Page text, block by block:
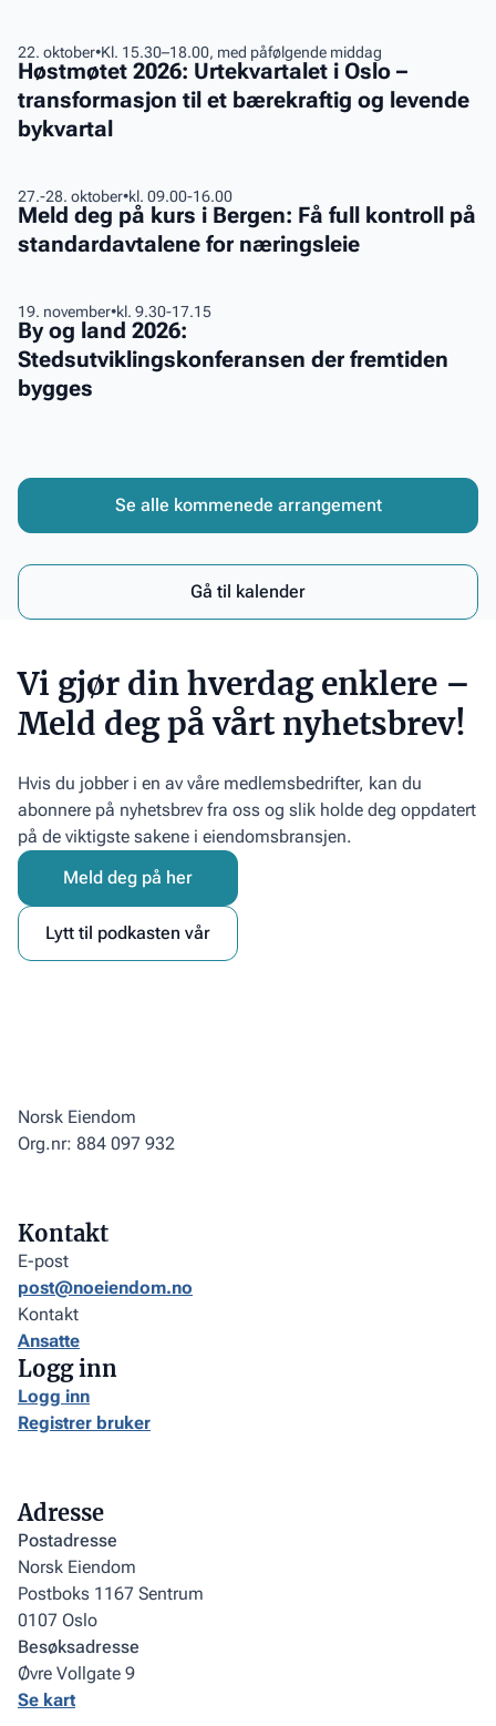
på
standardavtalene
for
næringsleie
luft
og
fleksibilitet
22. oktober•Kl. 15.30–18.00, med påfølgende middag
Høstmøtet 2026: Urtekvartalet i Oslo –
transformasjon til et bærekraftig og levende
bykvartal
Høstmøtet
2026:
Urtekvartalet
transformasjon
til
og
levende
bykvartal
27.-28. oktober•kl. 09.00-16.00
Meld deg på kurs i Bergen: Få full kontroll på
standardavtalene for næringsleie
Meld
deg
på
Bergen:
Få
full
kontroll
for
19. november•kl. 9.30-17.15
By og land 2026:
Stedsutviklingskonferansen der fremtiden
bygges
By
og
land
2026:
bygges
Se alle kommenede arrangement
Gå til kalender
Vi gjør din hverdag enklere –
Meld deg på vårt nyhetsbrev!
Hvis du jobber i en av våre medlemsbedrifter, kan du
abonnere på nyhetsbrev fra oss og slik holde deg oppdatert
på de viktigste sakene i eiendomsbransjen.
Meld deg på her
Lytt til podkasten vår
Norsk Eiendom
Org.nr: 884 097 932
Kontakt
E-post
post@noeiendom.no
Kontakt
Ansatte
Logg inn
Logg inn
Registrer bruker
Adresse
Postadresse
Norsk Eiendom
Postboks 1167 Sentrum
0107 Oslo
Besøksadresse
Øvre Vollgate 9
Se kart